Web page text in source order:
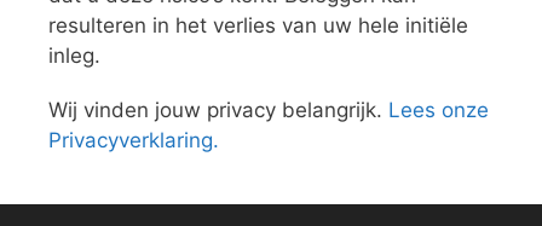
resulteren in het verlies van uw hele initiële
inleg.
Wij vinden jouw privacy belangrijk. Lees onze
Privacyverklaring.